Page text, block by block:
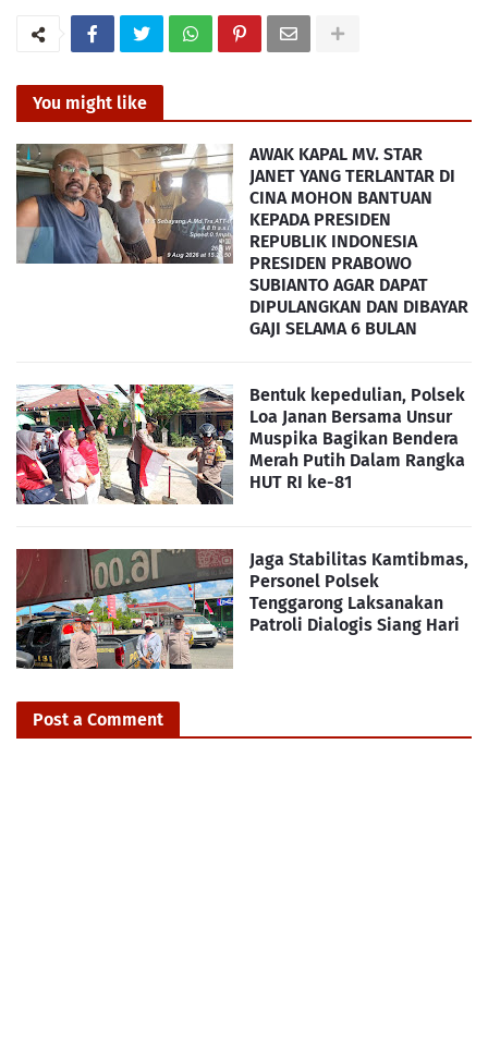
You might like
AWAK KAPAL MV. STAR
JANET YANG TERLANTAR DI
CINA MOHON BANTUAN
KEPADA PRESIDEN
REPUBLIK INDONESIA
PRESIDEN PRABOWO
SUBIANTO AGAR DAPAT
DIPULANGKAN DAN DIBAYAR
GAJI SELAMA 6 BULAN
Bentuk kepedulian, Polsek
Loa Janan Bersama Unsur
Muspika Bagikan Bendera
Merah Putih Dalam Rangka
HUT RI ke-81
Jaga Stabilitas Kamtibmas,
Personel Polsek
Tenggarong Laksanakan
Patroli Dialogis Siang Hari
Post a Comment